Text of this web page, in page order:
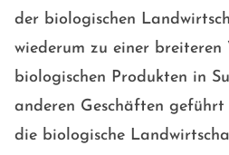
der biologischen
wiederum zu einer
biologischen Produkten in
anderen Geschäften
die biologische